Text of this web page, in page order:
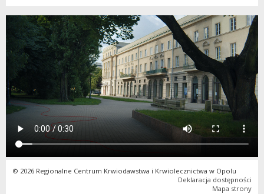
© 2026 Regionalne Centrum Krwiodawstwa i Krwiolecznictwa w Opolu
Deklaracja dostępności
Mapa strony